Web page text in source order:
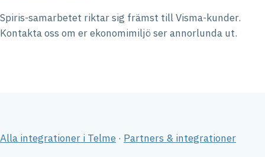
Spiris-samarbetet riktar sig främst till Visma-kunder.
Kontakta oss om er ekonomimiljö ser annorlunda ut.
Alla integrationer i Telme · Partners & integrationer